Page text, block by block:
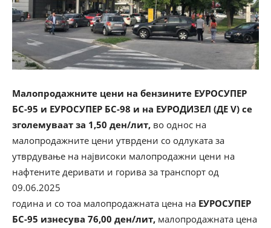
Малопродажните цени на бензините ЕУРОСУПЕР
БС-95 и ЕУРОСУПЕР БС-98 и на ЕУРОДИЗЕЛ (ДЕ V) се
зголемуваат за 1,50 ден/лит, во однос на
малопродажните цени утврдени со одлуката за
утврдување на највисоки малопродажни цени на
нафтените деривати и горива за транспорт од
09.06.2025
година и со тоа малопродажната цена на ЕУРОСУПЕР
БС-95 изнесува 76,00 ден/лит, малопродажната цена